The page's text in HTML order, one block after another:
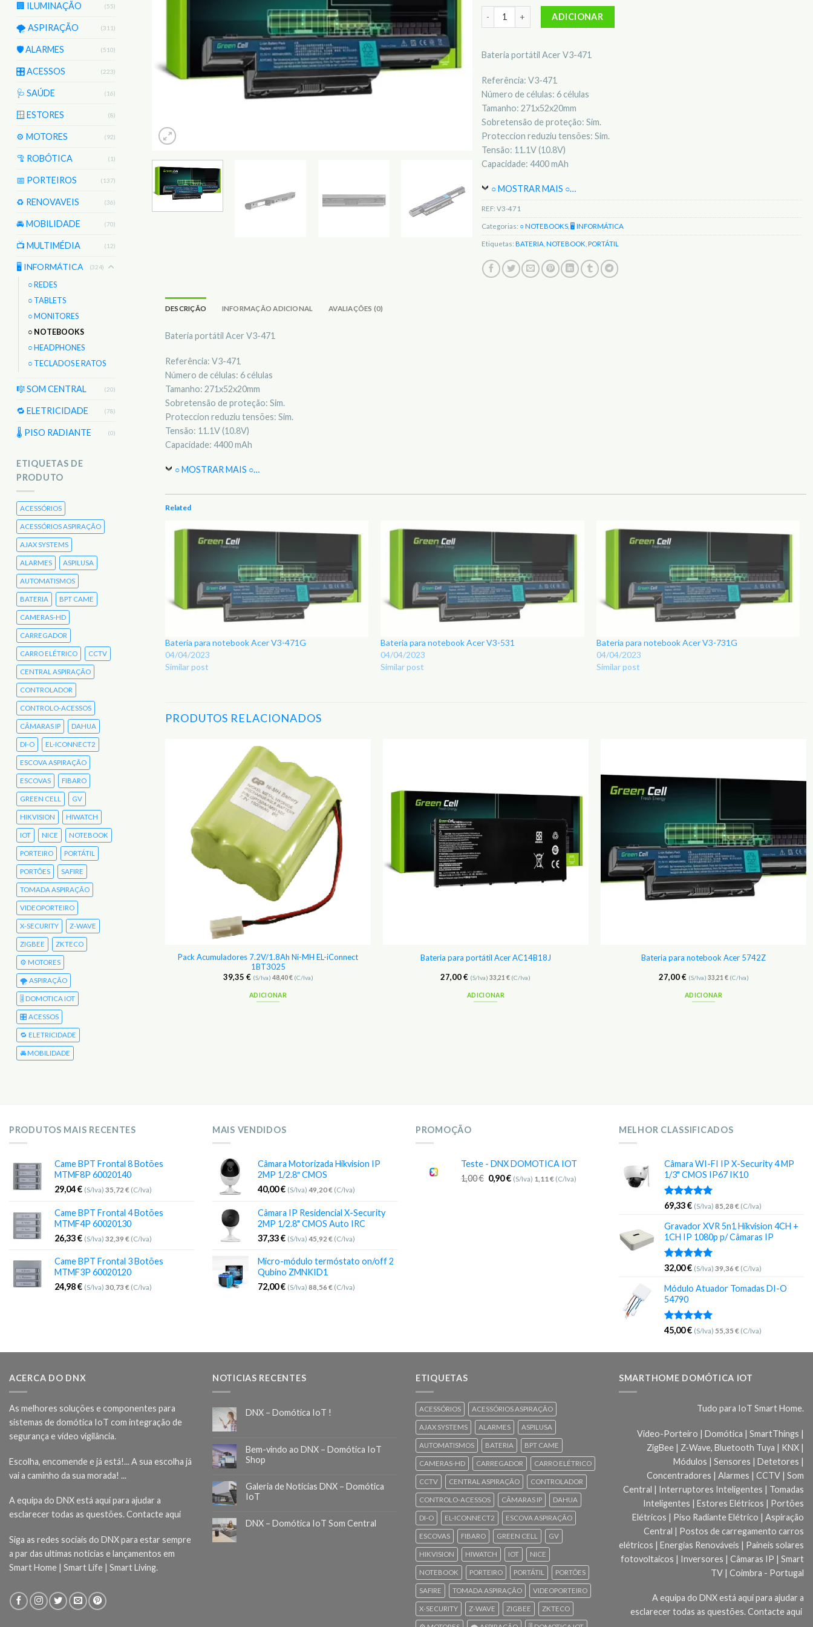
🏢 ILUMINAÇÃO (55)
🌪️ ASPIRAÇÃO (311)
🛡️ ALARMES (510)
🎛️ ACESSOS (223)
🩺 SAÚDE (16)
🪟 ESTORES (8)
⚙️ MOTORES (92)
🦿 ROBÓTICA (1)
📅 PORTEIROS (137)
♻️ RENOVAVEIS (36)
🚘 MOBILIDADE (70)
📺 MULTIMÉDIA (12)
🖥️ INFORMÁTICA (324)
○ REDES
○ TABLETS
○ MONITORES
○ NOTEBOOKS
○ HEADPHONES
○ TECLADOS E RATOS
🎼 SOM CENTRAL (20)
🔁 ELETRICIDADE (78)
🌡 PISO RADIANTE (0)
ETIQUETAS DE
PRODUTO
ACESSÓRIOS
ACESSÓRIOS ASPIRAÇÃO
AJAX SYSTEMS
ALARMES ASPILUSA
AUTOMATISMOS
BATERIA BPT CAME
CAMERAS-HD
CARREGADOR
CARRO ELÉTRICO CCTV
CENTRAL ASPIRAÇÃO
CONTROLADOR
CONTROLO-ACESSOS
CÂMARAS IP DAHUA
DI-O EL-ICONNECT2
ESCOVA ASPIRAÇÃO
ESCOVAS FIBARO
GREEN CELL GV
HIKVISION HIWATCH
IOT NICE NOTEBOOK
PORTEIRO PORTÁTIL
PORTÕES SAFIRE
TOMADA ASPIRAÇÃO
VIDEOPORTEIRO
X-SECURITY Z-WAVE
ZIGBEE ZKTECO
⚙️ MOTORES
🌪️ ASPIRAÇÃO
🎚️ DOMOTICA IOT
🎛️ ACESSOS
🔁 ELETRICIDADE
🚘 MOBILIDADE
Quantidade de Bateria para notebook Acer V3-471
ADICIONAR
Bateria portátil Acer V3-471
Referência: V3-471
Número de células: 6 células
Tamanho: 271x52x20mm
Sobretensão de proteção: Sim.
Proteccion reduziu tensões: Sim.
Tensão: 11.1V (10.8V)
Capacidade: 4400 mAh
○ MOSTRAR MAIS ○…
REF: V3-471
Categorias: ○ NOTEBOOKS 🖥️ INFORMÁTICA
Etiquetas: BATERIA NOTEBOOK PORTÁTIL
DESCRIÇÃO INFORMAÇÃO ADICIONAL AVALIAÇÕES (0)
Bateria portátil Acer V3-471
Referência: V3-471
Número de células: 6 células
Tamanho: 271x52x20mm
Sobretensão de proteção: Sim.
Proteccion reduziu tensões: Sim.
Tensão: 11.1V (10.8V)
Capacidade: 4400 mAh
○ MOSTRAR MAIS ○…
Related
Bateria para notebook Acer V3-471G
04/04/2023
Similar post
Bateria para notebook Acer V3-531
04/04/2023
Similar post
Bateria para notebook Acer V3-731G
04/04/2023
Similar post
PRODUTOS RELACIONADOS
Pack Acumuladores 7.2V/1.8Ah Ni-MH EL-iConnect
1BT3025
39,35 € (S/Iva) 48,40€(C/Iva)
ADICIONAR
Bateria para portátil Acer AC14B18J
27,00€ (S/Iva)33,21€ (C/Iva)
ADICIONAR
Bateria para notebook Acer 5742Z
27,00€ (S/Iva) 33,21 €(C/Iva)
ADICIONAR
para notebook Acer 7552G
27,00€ (S/Iva)33,21
ADICIONAR
PRODUTOS MAIS RECENTES
Came BPT Frontal 8 Botões
MTMF8P 60020140
29,04€ (S/Iva) 35,72 € (C/Iva)
Came BPT Frontal 4 Botões
MTMF4P 60020130
26,33€ (S/Iva) 32,39 € (C/Iva)
Came BPT Frontal 3 Botões
MTMF3P 60020120
24,98€ (S/Iva) 30,73 € (C/Iva)
MAIS VENDIDOS
Câmara Motorizada Hikvision IP
2MP 1/2.8″ CMOS
40,00€ (S/Iva) 49,20€ (C/Iva)
Câmara IP Residencial X-Security
2MP 1/2.8" CMOS Auto IRC
37,33€ (S/Iva) 45,92 € (C/Iva)
Micro-módulo termóstato on/off 2
Qubino ZMNKID1
72,00€ (S/Iva) 88,56 € (C/Iva)
PROMOÇÃO
Teste - DNX DOMOTICA IOT
1,00€ 0,90€ (S/Iva) 1,11€ (C/Iva)
MELHOR CLASSIFICADOS
Câmara WI-FI IP X-Security 4 MP
1/3" CMOS IP67 IK10
Avaliação
69,33€ (S/Iva) 85,28 € (C/Iva)
Gravador XVR 5n1 Hikvision 4CH +
1CH IP 1080p p/ Câmaras IP
Avaliação
32,00€ (S/Iva) 39,36 € (C/Iva)
Módulo Atuador Tomadas DI-O
54790
Avaliação
45,00€ (S/Iva) 55,35 € (C/Iva)
ACERCA DO DNX
As melhores soluções e componentes para
sistemas de domótica IoT com integração de
segurança e vídeo vigilância.
Escolha, encomende e já está!... A sua escolha já
vai a caminho da sua morada! ...
A equipa do DNX está aqui para ajudar a
esclarecer todas as questões.Contacte aqui
Siga as redes sociais do DNX para estar sempre
a par das ultimas noticias e lançamentos em
Smart Home | Smart Life | Smart Living.
NOTICIAS RECENTES
DNX – Domótica IoT !
Bem-vindo ao DNX – Domótica IoT
Shop
Galeria de Noticias DNX – Domótica
IoT
DNX – Domótica IoT Som Central
ETIQUETAS
ACESSÓRIOS ACESSÓRIOS ASPIRAÇÃO
AJAX SYSTEMS ALARMES ASPILUSA
AUTOMATISMOS BATERIA BPT CAME
CAMERAS-HD CARREGADOR CARRO ELÉTRICO
CCTV CENTRAL ASPIRAÇÃO CONTROLADOR
CONTROLO-ACESSOS CÂMARAS IP DAHUA
DI-O EL-ICONNECT2 ESCOVA ASPIRAÇÃO
ESCOVAS FIBARO GREEN CELL GV
HIKVISION HIWATCH IOT NICE
NOTEBOOK PORTEIRO PORTÁTIL PORTÕES
SAFIRE TOMADA ASPIRAÇÃO VIDEOPORTEIRO
X-SECURITY Z-WAVE ZIGBEE ZKTECO
SMARTHOME DOMÓTICA IOT
Tudo para IoT Smart Home.
Video-Porteiro | Domótica | SmartThings |
ZigBee | Z-Wave, Bluetooth Tuya | KNX |
Módulos | Sensores | Detetores |
Concentradores | Alarmes | CCTV | Som
Central | Interruptores Inteligentes | Tomadas
Inteligentes | Estores Elétricos | Portões
Elétricos | Piso Radiante Elétrico | Aspiração
Central | Postos de carregamento carros
elétricos | Energias Renováveis | Paineis solares
fotovoltaicos | Inversores | Câmaras IP | Smart
TV | Coimbra - Portugal
A equipa do DNX está aqui para ajudar a
esclarecer todas as questões.Contacte aqui